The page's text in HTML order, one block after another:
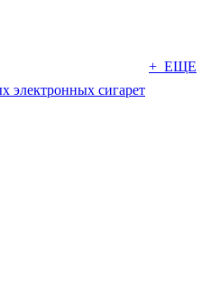
электронных сигарет
+ ЕЩЕ